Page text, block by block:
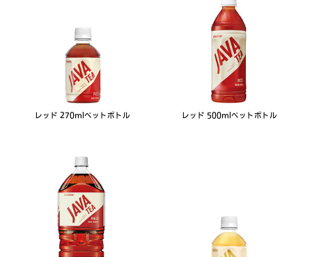
レッド 270mlペットボトル レッド 500mlペットボトル